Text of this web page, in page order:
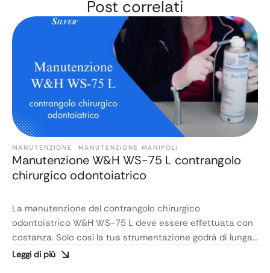
Post correlati
MANUTENZIONE MANUTENZIONE MANIPOLI
Manutenzione W&H WS-75 L contrangolo
chirurgico odontoiatrico
La manutenzione del contrangolo chirurgico
odontoiatrico W&H WS-75 L deve essere effettuata con
costanza. Solo così la tua strumentazione godrà di lunga
vita. Ecco qui un video in cui Matilda ti insegnerà come
Leggi di più